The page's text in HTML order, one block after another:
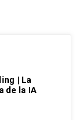
| La
de la IA